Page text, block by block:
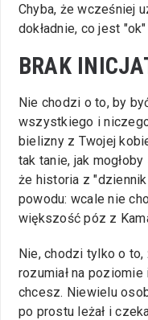
Chyba, że wcześniej
dokładnie, co jest
BRAK
Nie chodzi o to, by
wszystkiego i
bielizny z Twojej
tak tanie, jak
że historia z
powodu: wcale nie
większość póz z
Nie, chodzi tylko o
rozumiał na
chcesz. Niewielu
po prostu leżał i